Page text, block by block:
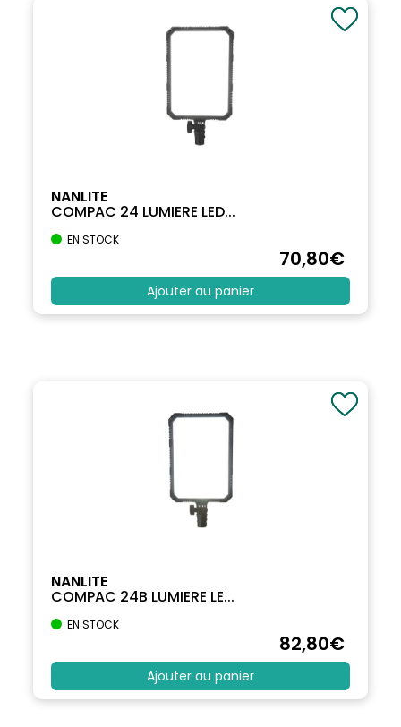
NANLITE
COMPAC 24 LUMIERE LED...
EN STOCK
70,80€
Ajouter au panier
NANLITE
COMPAC 24B LUMIERE LE...
EN STOCK
82,80€
Ajouter au panier